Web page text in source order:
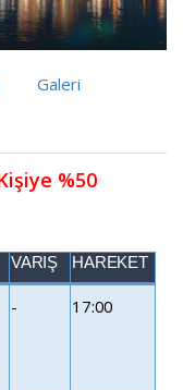
Galeri
VARIŞ HAREKET
- 17:00